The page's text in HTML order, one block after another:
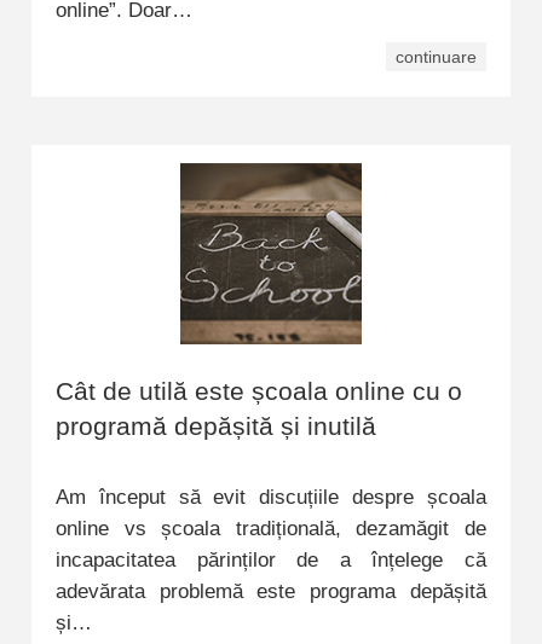
online”. Doar…
continuare
Cât de utilă este școala online cu o
programă depășită și inutilă
Am început să evit discuțiile despre școala
online vs școala tradițională, dezamăgit de
incapacitatea părinților de a înțelege că
adevărata problemă este programa depășită
și…